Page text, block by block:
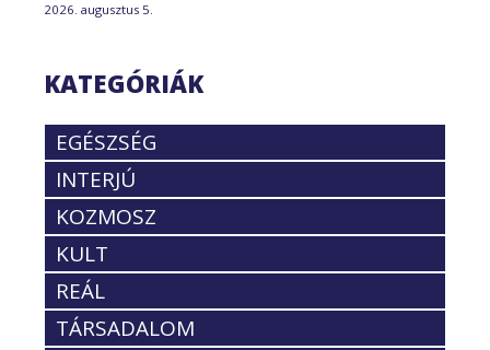
2026. augusztus 5.
KATEGÓRIÁK
EGÉSZSÉG
INTERJÚ
KOZMOSZ
KULT
REÁL
TÁRSADALOM